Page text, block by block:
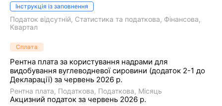
Інструкція із заповнення
Податок відсутній Статистика та податкова Фiнансова
Квартал
Сплата
Рентна плата за користування надрами для
видобування вуглеводневої сировини (додаток 2-1 до
Декларації) за червень 2026 р.
Рентна плата Податкова Податкова Місяць
Акцизний податок за червень 2026 р.